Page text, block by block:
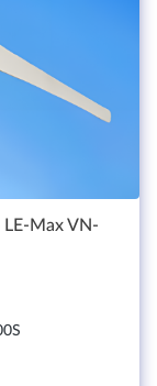
LE-Max VN-